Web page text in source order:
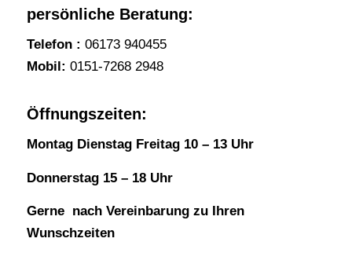
persönliche Beratung:
Telefon : 06173 940455
Mobil: 0151-7268 2948
Öffnungszeiten:
Montag Dienstag Freitag 10 – 13 Uhr
Donnerstag 15 – 18 Uhr
Gerne nach Vereinbarung zu Ihren
Wunschzeiten